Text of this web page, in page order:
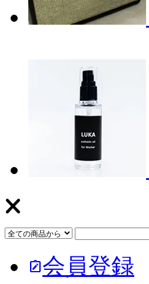
note_alt会員登録